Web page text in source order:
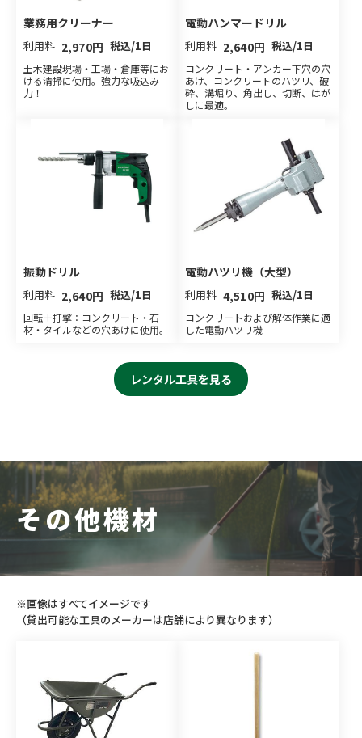
業務用クリーナー
利用料 2,970円 税込/1日
土木建設現場・工場・倉庫等にお
ける清掃に使用。強力な吸込み
力！
電動ハンマードリル
利用料 2,640円 税込/1日
コンクリート・アンカー下穴の穴
あけ、コンクリートのハツリ、破
砕、溝堀り、角出し、切断、はが
しに最適。
振動ドリル
利用料 2,640円 税込/1日
回転＋打撃：コンクリート・石
材・タイルなどの穴あけに使用。
電動ハツリ機（大型）
利用料 4,510円 税込/1日
コンクリートおよび解体作業に適
した電動ハツリ機
レンタル工具を見る
その他機材
※画像はすべてイメージです
（貸出可能な工具のメーカーは店舗により異なります）